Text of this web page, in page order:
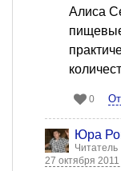
Алиса
0
Юра
Читатель
27 октября